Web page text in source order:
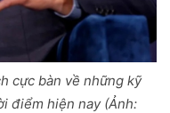
cực bàn về những kỹ
điểm hiện nay (Ảnh: